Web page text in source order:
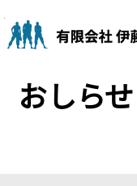
to
content
おしらせ